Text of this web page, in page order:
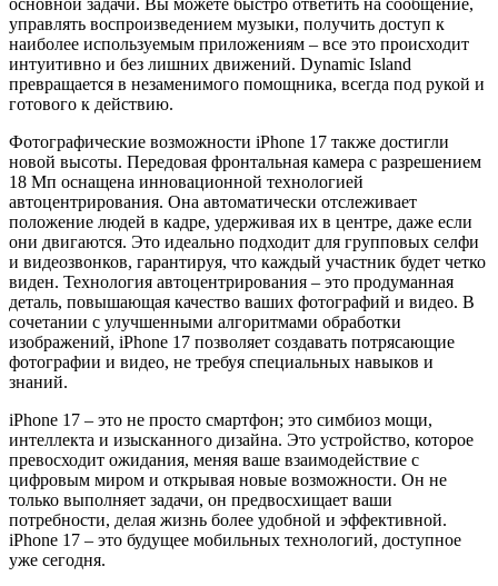
управлять воспроизведением музыки, получить доступ к
наиболее используемым приложениям – все это происходит
интуитивно и без лишних движений. Dynamic Island
превращается в незаменимого помощника, всегда под рукой и
готового к действию.
Фотографические возможности iPhone 17 также достигли
новой высоты. Передовая фронтальная камера с разрешением
18 Мп оснащена инновационной технологией
автоцентрирования. Она автоматически отслеживает
положение людей в кадре, удерживая их в центре, даже если
они двигаются. Это идеально подходит для групповых селфи
и видеозвонков, гарантируя, что каждый участник будет четко
виден. Технология автоцентрирования – это продуманная
деталь, повышающая качество ваших фотографий и видео. В
сочетании с улучшенными алгоритмами обработки
изображений, iPhone 17 позволяет создавать потрясающие
фотографии и видео, не требуя специальных навыков и
знаний.
iPhone 17 – это не просто смартфон; это симбиоз мощи,
интеллекта и изысканного дизайна. Это устройство, которое
превосходит ожидания, меняя ваше взаимодействие с
цифровым миром и открывая новые возможности. Он не
только выполняет задачи, он предвосхищает ваши
потребности, делая жизнь более удобной и эффективной.
iPhone 17 – это будущее мобильных технологий, доступное
уже сегодня.